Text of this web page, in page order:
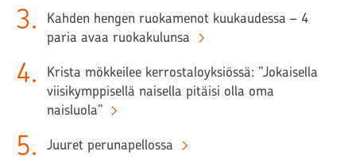
3.
Kahden hengen ruokamenot kuukaudessa – 4
paria avaa ruokakulunsa
4.
Krista mökkeilee kerrostaloyksiössä: ”Jokaisella
viisikymppisellä naisella pitäisi olla oma
naisluola”
5. Juuret perunapellossa